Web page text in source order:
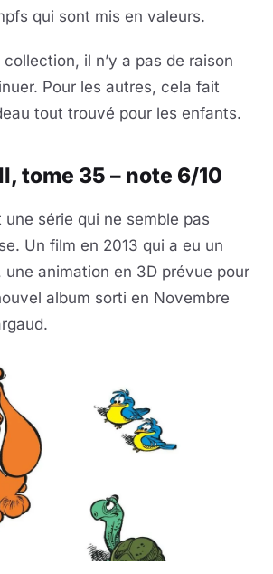
qui sont mis en valeurs.
il n’y a pas de raison
Pour les autres, cela fait
tout trouvé pour les enfants.
tome 35 – note 6/10
une série qui ne semble pas
Un film en 2013 qui a eu un
animation en 3D prévue pour
album sorti en Novembre